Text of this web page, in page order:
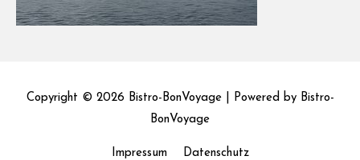
Copyright © 2026 Bistro-BonVoyage| Powered by Bistro-
BonVoyage
Impressum Datenschutz